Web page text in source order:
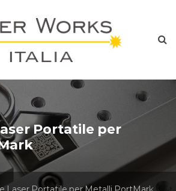
Portatile per